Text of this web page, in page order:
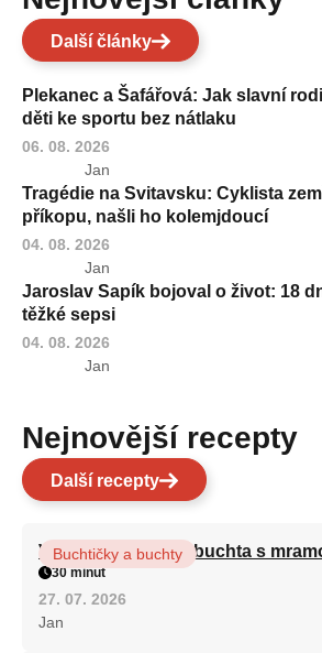
Další články
Plekanec a Šafářová: Jak slavní
děti ke sportu bez nátlaku
06. 08. 2026
Jan
Tragédie na Svitavsku: Cyklista
příkopu, našli ho kolemjdoucí
04. 08. 2026
Jan
Jaroslav Sapík bojoval o život: 18
těžké sepsi
04. 08. 2026
Jan
Nejnovější recepty
Další recepty
Vláčná olejová litá buchta s
Buchtičky a buchty
30 minut
27. 07. 2026
Jan